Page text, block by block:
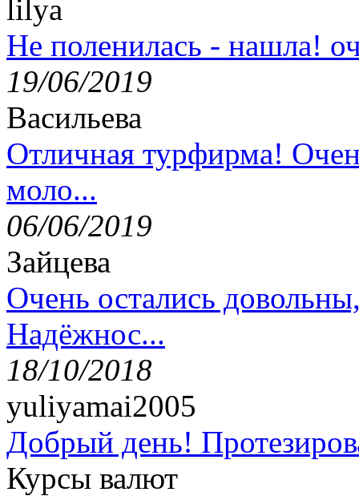
lilya
Не поленилась - нашла!
19/06/2019
Васильева
Отличная турфирма!
моло...
06/06/2019
Зайцева
Очень остались
Надёжнос...
18/10/2018
yuliyamai2005
Добрый день!
Курсы валют